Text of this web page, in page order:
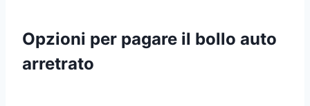
Opzioni per pagare il bollo auto
arretrato